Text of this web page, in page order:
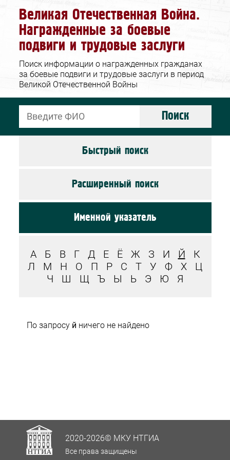
Великая Отечественная Война.
Награжденные за боевые
подвиги и трудовые заслуги
Поиск информации о награжденных гражданах
за боевые подвиги и трудовые заслуги в период
Великой Отечественной Войны
Поиск
Быстрый поиск
Расширенный поиск
Именной указатель
А Б В Г Д Е Ё Ж З И Й
К
Л
М Н О П Р С Т У Ф Х
Ц
Ч
Ш Щ Ъ Ы Ь Э Ю Я
По запросу й ничего не найдено
2020-2026© МКУ НТГИА
Все права защищены